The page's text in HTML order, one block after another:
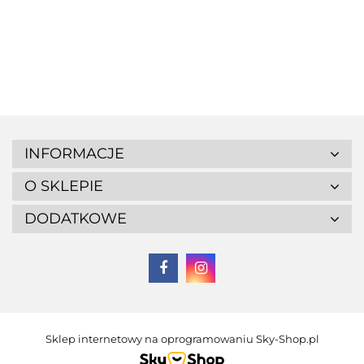
INFORMACJE
O SKLEPIE
DODATKOWE
Sklep internetowy na oprogramowaniu Sky-Shop.pl